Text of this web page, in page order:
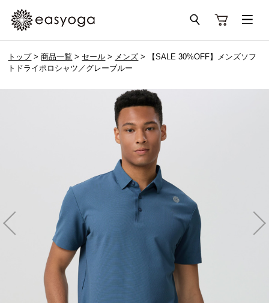
トップ>商品一覧 > セール > メンズ > 【SALE 30%OFF】メンズソフ
トドライポロシャツ／グレーブルー